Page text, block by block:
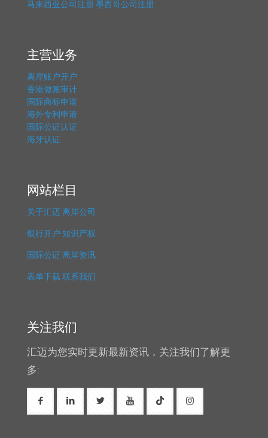
马来西亚公司注册墨西哥公司注册
主营业务
离岸账户开户
香港做账审计
国际商标申请
海外专利申请
国际公证认证
海牙认证
网站栏目
关于汇迈离岸公司
银行开户 知识产权
国际公证 离岸资讯
表单下载 联系我们
关注我们
汇迈为您实时更新最新资讯，关注我们了解更
多: